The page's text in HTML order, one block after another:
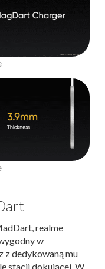
realme
w
z dedykowaną mu
stacji dokującej. W